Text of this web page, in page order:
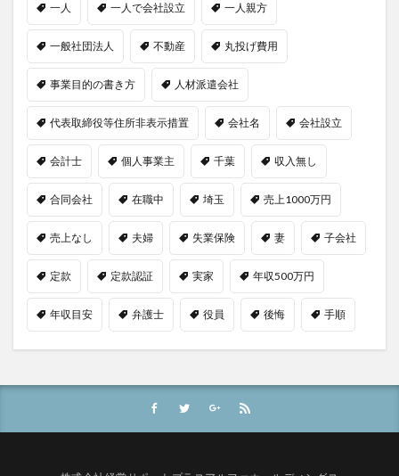
一人 一人で会社設立 一人親方
一般社団法人 不動産 丸投げ費用
事業目的の書き方 人材派遣会社
代表取締役等住所非表示措置 会社名 会社設立
会計士 個人事業主 千葉 収入無し
合同会社 在職中 埼玉 売上1000万円
売上なし 夫婦 失業保険 妻 子会社
定款 定款認証 実家 年収500万円
年収目安 弁護士 役員 後悔 手順